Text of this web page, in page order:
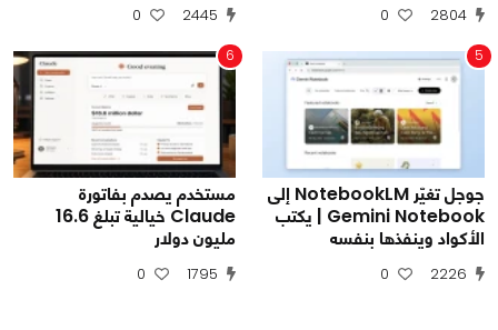
2804
0
2445
0
5
جوجل تغيّر NotebookLM إلى
Gemini Notebook | يكتب
الأكواد وينفذها بنفسه
2226
0
6
مستخدم يصدم بفاتورة
Claude خيالية تبلغ 16.6
مليون دولار
1795
0